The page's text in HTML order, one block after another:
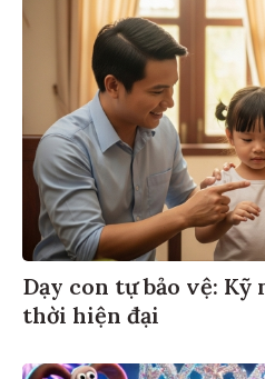
Dạy con tự bảo vệ:
thời hiện đại